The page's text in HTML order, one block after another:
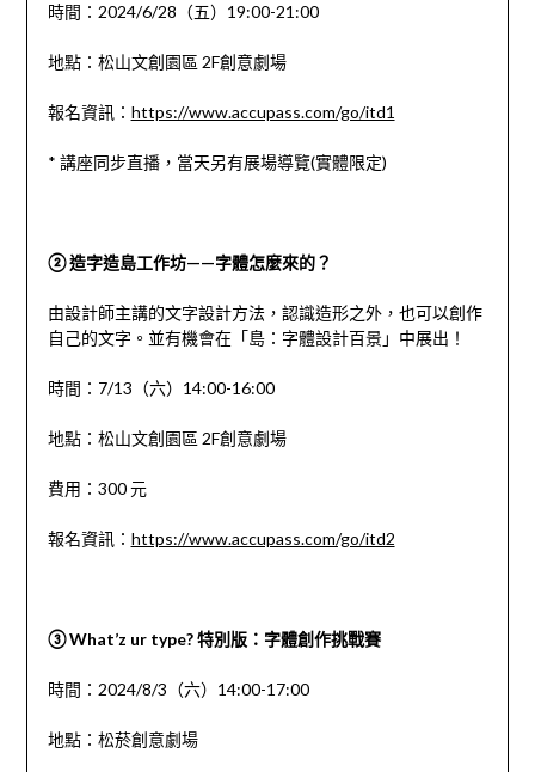
時間：2024/6/28（五）19:00-21:00
地點：松山文創園區 2F創意劇場
報名資訊： https://www.accupass.com/go/itd1
* 講座同步直播，當天另有展場導覽(實體限定)
② 造字造島工作坊——字體怎麼來的？
由設計師主講的文字設計方法，認識造形之外，也可以創作
自己的文字。並有機會在「島：字體設計百景」中展出！
時間：7/13（六）14:00-16:00
地點：松山文創園區 2F創意劇場
費用：300 元
報名資訊： https://www.accupass.com/go/itd2
③What’z ur type? 特別版：字體創作挑戰賽
時間：2024/8/3（六）14:00-17:00
地點：松菸創意劇場